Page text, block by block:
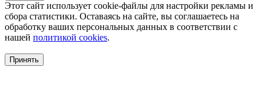
Этот сайт использует cookie-файлы для настройки рекламы и
сбора статистики. Оставаясь на сайте, вы соглашаетесь на
обработку ваших персональных данных в соответствии с
нашей политикой cookies.
Принять